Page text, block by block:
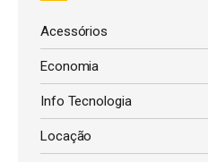
Acessórios
Economia
Info Tecnologia
Locação